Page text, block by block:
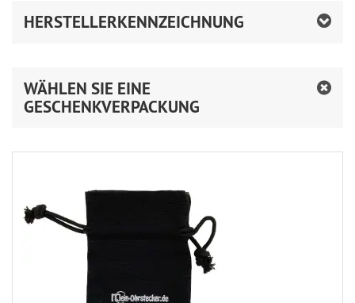
HERSTELLERKENNZEICHNUNG
WÄHLEN SIE EINE
GESCHENKVERPACKUNG